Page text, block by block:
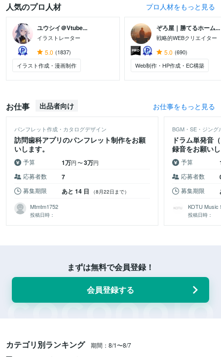
人気のプロ人材 プロ人材をもっと見る
ユウシイ＠Vtube...
イラストレーター
5.0 (1837)
イラスト作成・漫画制作
ぞろ屋｜勝てるホーム...
戦略的WEBクリエイター
5.0 (690)
Web制作・HP作成・EC構築
お仕事 出品者向け お仕事をもっと見る
パンフレット作成・カタログデザイン
訪問歯科アプリのパンフレット制作をお願
いします。
予算 1万円〜3万円
応募者数 7
募集期限 あと 14 日 （8月22日まで）
Mtmtm1752
投稿日時：
BGM・SE・ジング
ドラム単発音
録音をお願い
数台持参歓迎】
予算
応募者数
募集期限
KOTU Music
投稿日時：
まずは無料で会員登録！
会員登録する
カテゴリ別ランキング 期間：8/1〜8/7